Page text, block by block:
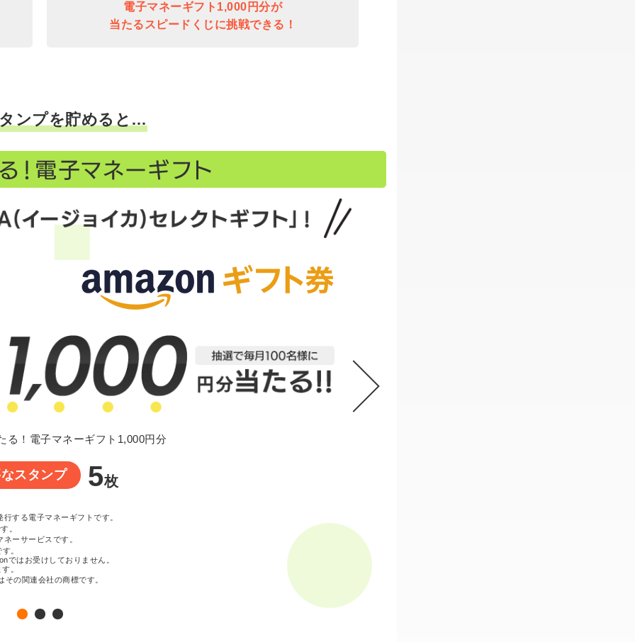
電子マネーギフト1,000円分が
当たるスピードくじに挑戦できる！
ンプを貯めると…
る！電子マネーギフト1,000円分
スタンプ 5枚
する電子マネーギフトです。
。
ーサービスです。
。
ではお受けしておりません。
。
の関連会社の商標です。